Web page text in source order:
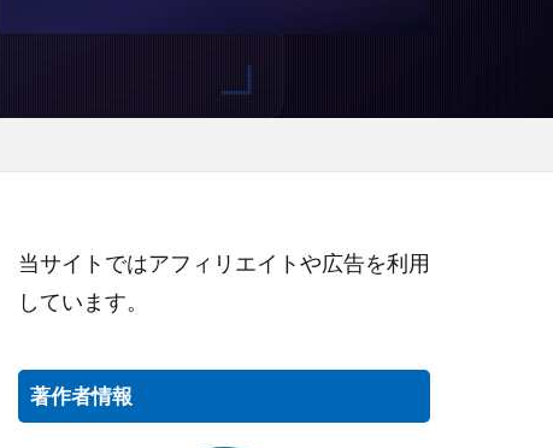
当サイトではアフィリエイトや広告を利用
しています。
著作者情報